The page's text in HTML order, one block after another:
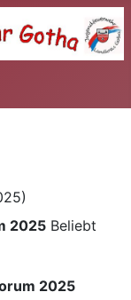
2025 Beliebt
2025